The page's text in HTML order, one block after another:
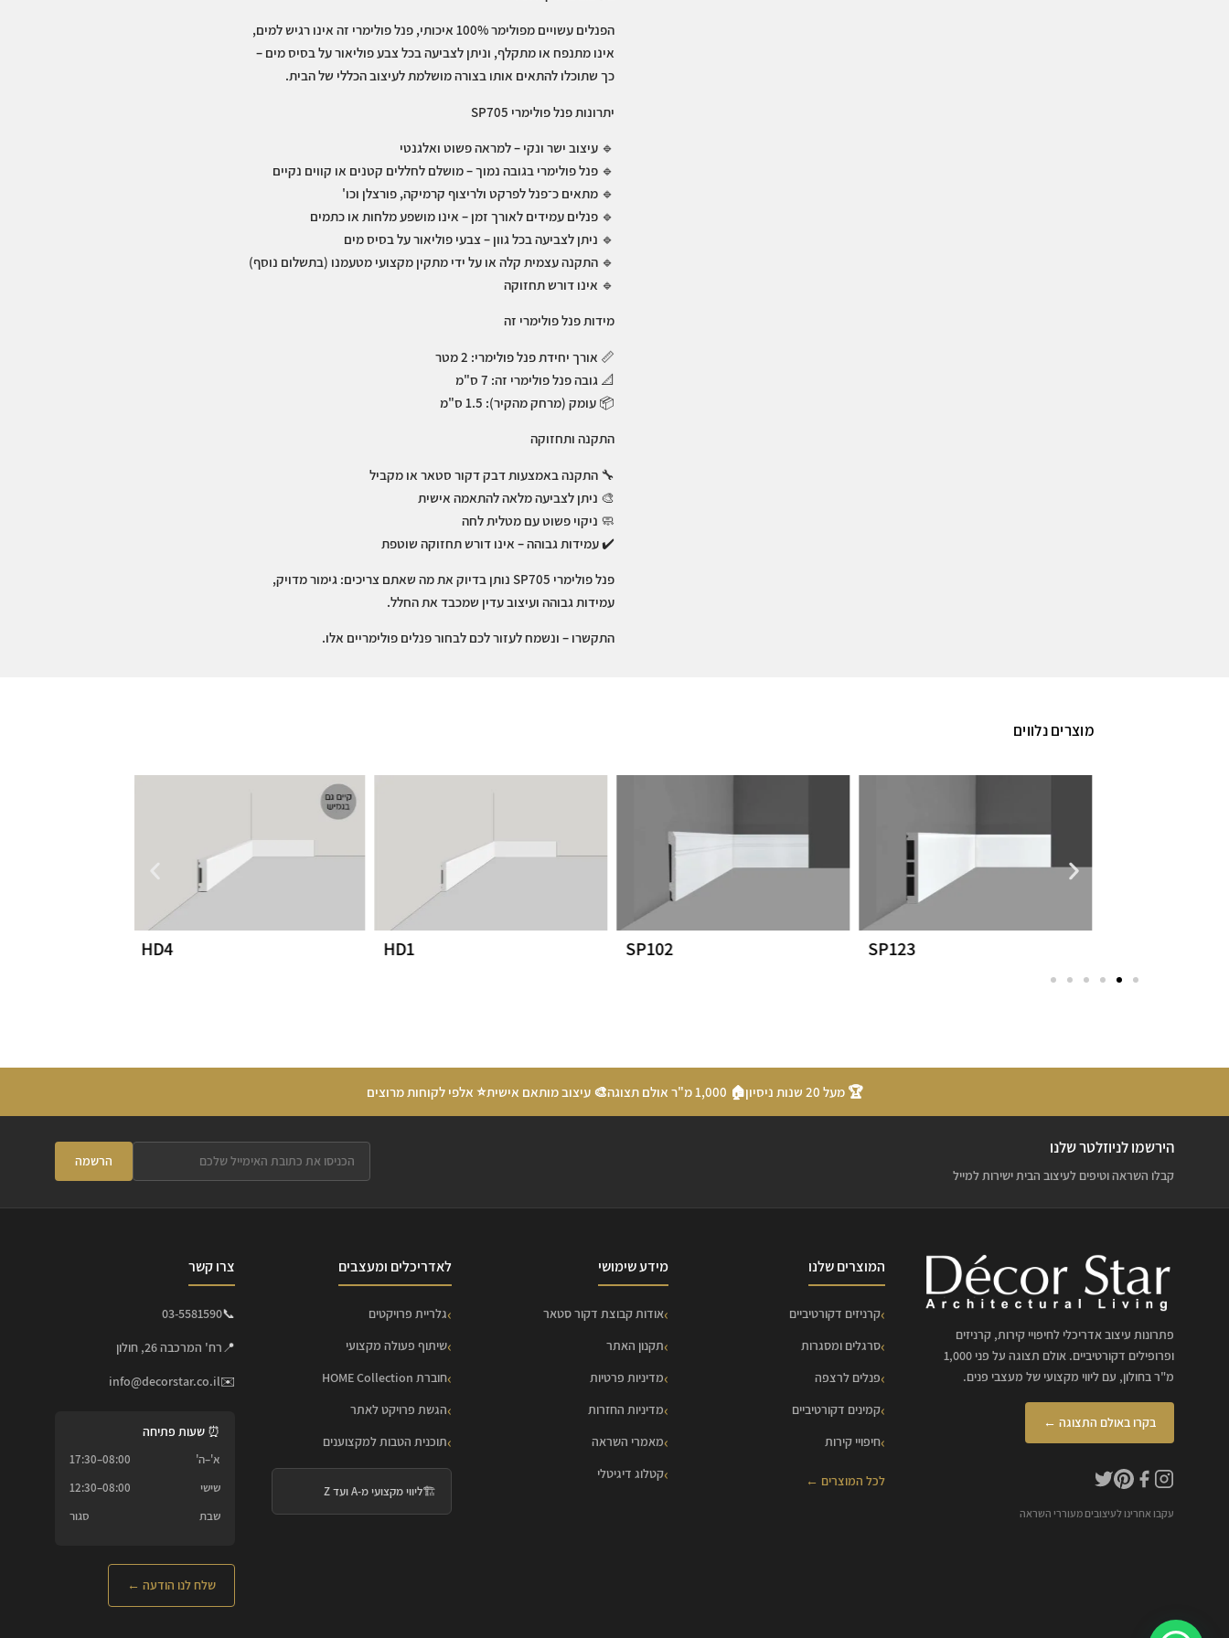
הפנלים עשויים מפולימר 100% איכותי, פנל פולימרי זה אינו רגיש למים,
אינו מתנפח או מתקלף, וניתן לצביעה בכל צבע פוליאור על בסיס מים –
כך שתוכלו להתאים אותו בצורה מושלמת לעיצוב הכללי של הבית.
יתרונות פנל פולימרי SP705
🔹 עיצוב ישר ונקי – למראה פשוט ואלגנטי
🔹 פנל פולימרי בגובה נמוך – מושלם לחללים קטנים או קווים נקיים
🔹 מתאים כ־פנל לפרקט ולריצוף קרמיקה, פורצלן וכו'
🔹 פנלים עמידים לאורך זמן – אינו מושפע מלחות או כתמים
🔹 ניתן לצביעה בכל גוון – צבעי פוליאור על בסיס מים
🔹 התקנה עצמית קלה או על ידי מתקין מקצועי מטעמנו (בתשלום נוסף)
🔹 אינו דורש תחזוקה
מידות פנל פולימרי זה
📏 אורך יחידת פנל פולימרי: 2 מטר
📐 גובה פנל פולימרי זה: 7 ס"מ
📦 עומק (מרחק מהקיר): 1.5 ס"מ
התקנה ותחזוקה
🔧 התקנה באמצעות דבק דקור סטאר או מקביל
🎨 ניתן לצביעה מלאה להתאמה אישית
🧼 ניקוי פשוט עם מטלית לחה
✔️עמידות גבוהה – אינו דורש תחזוקה שוטפת
פנל פולימרי SP705 נותן בדיוק את מה שאתם צריכים: גימור מדויק,
עמידות גבוהה ועיצוב עדין שמכבד את החלל.
התקשרו – ונשמח לעזור לכם לבחור פנלים פולימריים אלו.
מוצרים נלווים
SP123
SP102
HD1
HD4
🏆 מעל 20 שנות ניסיון 🏠 1,000 מ"ר אולם תצוגה 🎨 עיצוב מותאם אישית⭐ אלפי לקוחות מרוצים
הירשמו לניוזלטר שלנו
קבלו השראה וטיפים לעיצוב הבית ישירות למייל
הרשמה
פתרונות עיצוב אדריכלי לחיפויי קירות, קרניזים
ופרופילים דקורטיביים. אולם תצוגה על פני 1,000
מ"ר בחולון, עם ליווי מקצועי של מעצבי פנים.
בקרו באולם התצוגה ←
עקבו אחרינו לעיצובים מעוררי השראה
המוצרים שלנו
קרניזים דקורטיביים
סרגלים ומסגרות
פנלים לרצפה
קמינים דקורטיביים
חיפויי קירות
לכל המוצרים ←
מידע שימושי
אודות קבוצת דקור סטאר
תקנון האתר
מדיניות פרטיות
מדיניות החזרות
מאמרי השראה
קטלוג דיגיטלי
לאדריכלים ומעצבים
גלריית פרויקטים
שיתוף פעולה מקצועי
חוברת HOME Collection
הגשת פרויקט לאתר
תוכנית הטבות למקצוענים
🏗️ליווי מקצועי מ-A ועד Z
צרו קשר
📞
03-5581590
📍רח' המרכבה 26, חולון
✉️
info@decorstar.co.il
⏰ שעות פתיחה
א'–ה'
08:00–17:30
שישי
08:00–12:30
שבת
סגור
שלח לנו הודעה ←